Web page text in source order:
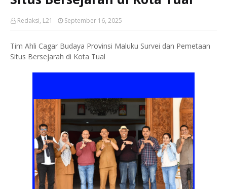
Redaksi, L21 September 16, 2025
Tim Ahli Cagar Budaya Provinsi Maluku Survei dan Pemetaan
Situs Bersejarah di Kota Tual